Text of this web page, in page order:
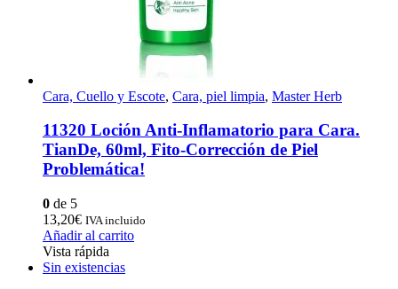
Cara, Cuello y Escote, Cara, piel limpia, Master Herb
11320 Loción Anti-Inflamatorio para Cara.
TianDe, 60ml, Fito-Corrección de Piel
Problemática!
0 de 5
13,20€ IVA incluido
Añadir al carrito
Vista rápida
Sin existencias